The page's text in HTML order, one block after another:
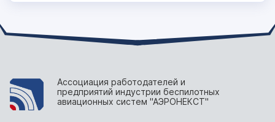
Ассоциация работодателей и
предприятий индустрии беспилотных
авиационных систем "АЭРОНЕКСТ"